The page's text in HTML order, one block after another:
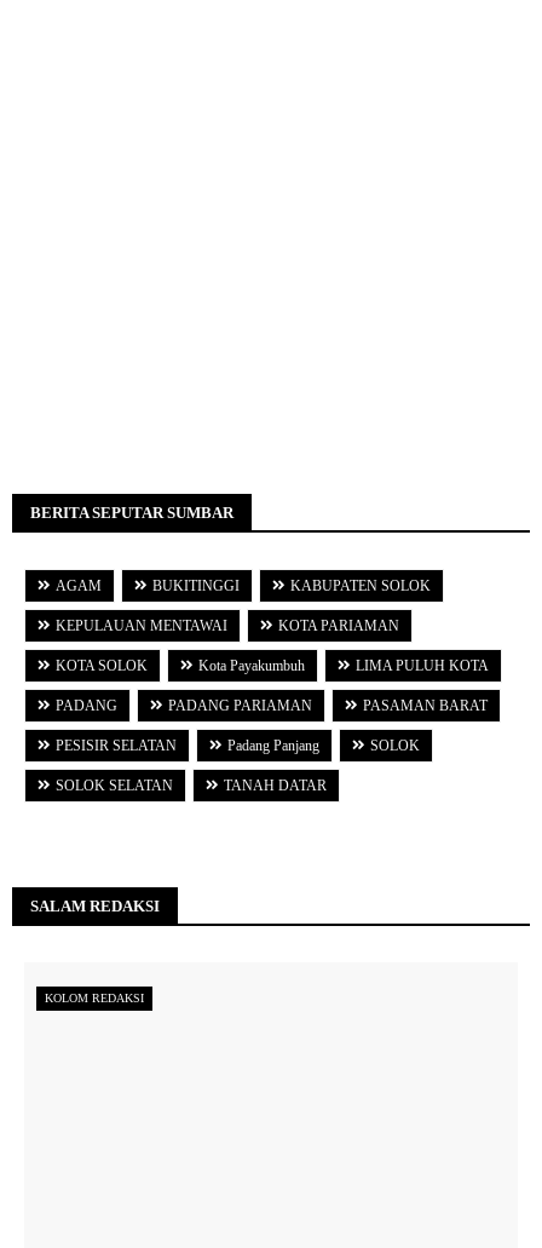
BERITA SEPUTAR SUMBAR
AGAM BUKITINGGI KABUPATEN SOLOK
KEPULAUAN MENTAWAI KOTA PARIAMAN
KOTA SOLOK Kota Payakumbuh LIMA PULUH KOTA
PADANG PADANG PARIAMAN PASAMAN BARAT
PESISIR SELATAN Padang Panjang SOLOK
SOLOK SELATAN TANAH DATAR
SALAM REDAKSI
KOLOM REDAKSI